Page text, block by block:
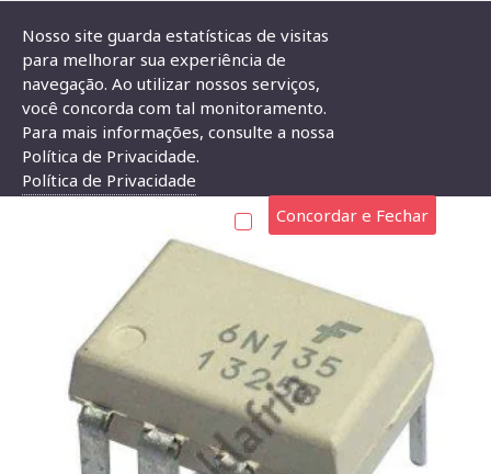
Circuito Integrado 6N135
CIRCUITO INTEGRADO 6N135
Nosso site guarda estatísticas de visitas
para melhorar sua experiência de
navegação. Ao utilizar nossos serviços,
você concorda com tal monitoramento.
Para mais informações, consulte a nossa
Política de Privacidade.
Política de Privacidade
Concordar e Fechar